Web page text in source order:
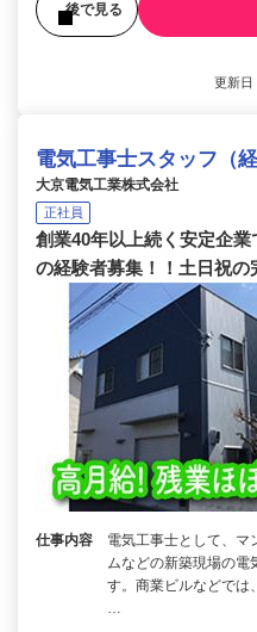
後で見る
更新
電気工事士スタッフ（経
大京電気工業株式会社
正社員
創業40年以上続く安定企
の経験者募集！！土日祝の
仕事内容
電気工事士として、マ
ムなどの新築現場の電
す。商業ビルなどでは
…